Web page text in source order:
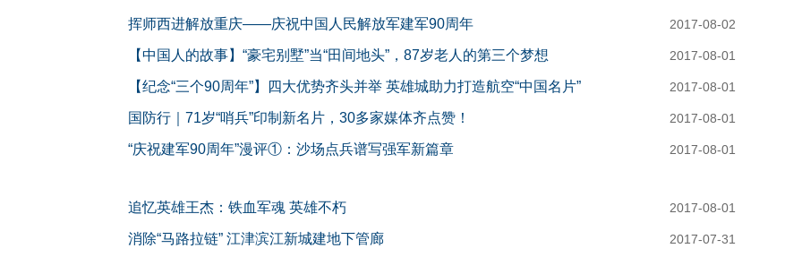
2017-08-02
挥师西进解放重庆——庆祝中国人民解放军建军90周年
2017-08-01
【中国人的故事】“豪宅别墅”当“田间地头”，87岁老人的第三个梦想
2017-08-01
【纪念“三个90周年”】四大优势齐头并举 英雄城助力打造航空“中国名片”
2017-08-01
国防行｜71岁“哨兵”印制新名片，30多家媒体齐点赞！
2017-08-01
“庆祝建军90周年”漫评①：沙场点兵谱写强军新篇章
2017-08-01
追忆英雄王杰：铁血军魂 英雄不朽
2017-07-31
消除“马路拉链” 江津滨江新城建地下管廊